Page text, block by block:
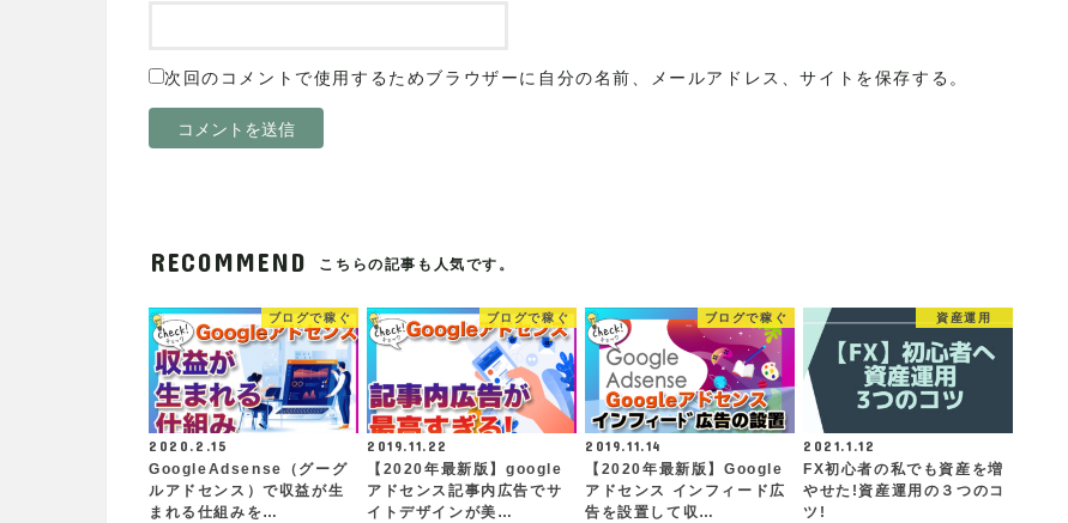
次回のコメントで使用するためブラウザーに自分の名前、メールアドレス、サイトを保存する。
RECOMMEND こちらの記事も人気です。
ブログで稼ぐ
2020.2.15
GoogleAdsense（グーグ
ルアドセンス）で収益が生
まれる仕組みを…
ブログで稼ぐ
2019.11.22
【2020年最新版】google
アドセンス記事内広告でサ
イトデザインが美…
ブログで稼ぐ
2019.11.14
【2020年最新版】Google
アドセンス インフィード広
告を設置して収…
資産運用
2021.1.12
FX初心者の私でも資産を増
やせた!資産運用の３つのコ
ツ!